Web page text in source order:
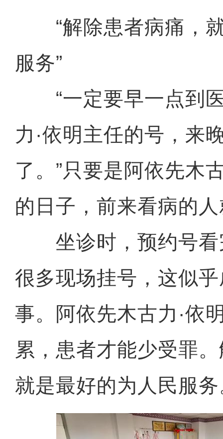
“解除患者病痛，就
服务”
“一定要早一点到医
力·依明主任的号，来
了。”只要是阿依先木
的日子，前来看病的
坐诊时，预约号看
很多现场挂号，这似
事。阿依先木古力·依
累，患者才能少受罪
就是最好的为人民服务